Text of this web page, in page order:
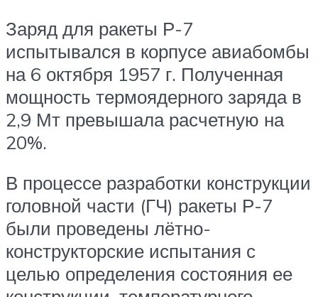
Заряд для ракеты Р-7
испытывался в корпусе авиабомбы
на 6 октября 1957 г. Полученная
мощность термоядерного заряда в
2,9 Мт превышала расчетную на
20%.
В процессе разработки конструкции
головной части (ГЧ) ракеты Р-7
были проведены лётно-
конструкторские испытания с
целью определения состояния ее